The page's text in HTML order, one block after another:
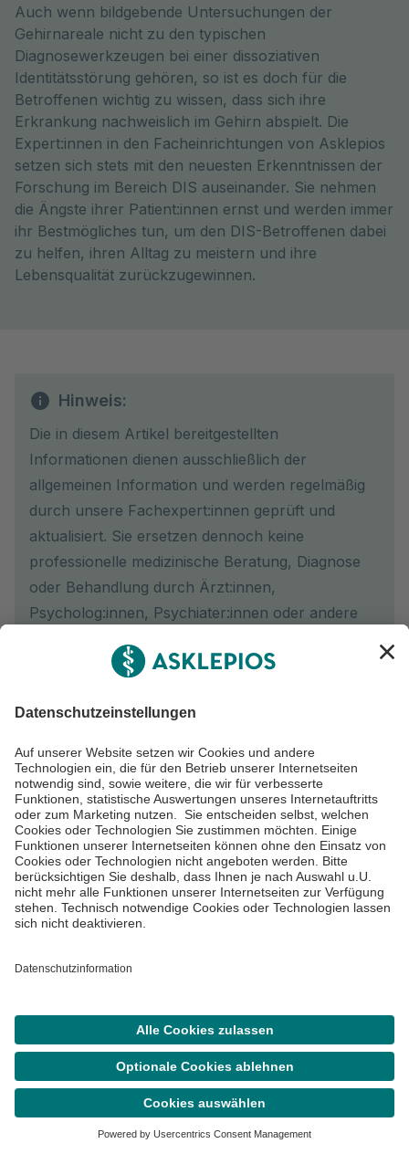
Menü
SucheTermin
Auch wenn bildgebende Untersuchungen der
Gehirnareale nicht zu den typischen
Diagnosewerkzeugen bei einer dissoziativen
Identitätsstörung gehören, so ist es doch für die
Betroffenen wichtig zu wissen, dass sich ihre
Erkrankung nachweislich im Gehirn abspielt. Die
Expert:innen in den Facheinrichtungen von Asklepios
setzen sich stets mit den neuesten Erkenntnissen der
Forschung im Bereich DIS auseinander. Sie nehmen
die Ängste ihrer Patient:innen ernst und werden immer
ihr Bestmögliches tun, um den DIS-Betroffenen dabei
zu helfen, ihren Alltag zu meistern und ihre
Lebensqualität zurückzugewinnen.
Hinweis:
Die in diesem Artikel bereitgestellten
Informationen dienen ausschließlich der
allgemeinen Information und werden regelmäßig
durch unsere Fachexpert:innen geprüft und
aktualisiert. Sie ersetzen dennoch keine
professionelle medizinische Beratung, Diagnose
oder Behandlung durch Ärzt:innen,
Psycholog:innen, Psychiater:innen oder andere
gesundheitlichen Beschwerden wenden Sie sich
Kliniken, ambulanten Praxen und medizinischen
behandelnde Hausärztin oder Ihren
behandelnden Hausarzt.
Newsletter abonnieren
Viele wissenswerte Informationen rund um das Thema
Asklepios Newsletter.
Abonnieren